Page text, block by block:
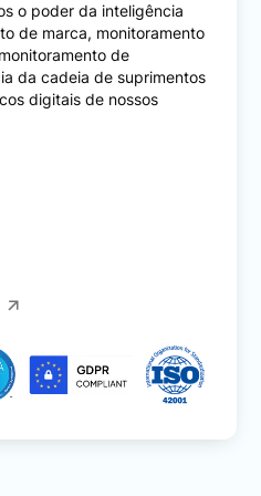
o poder da inteligência
de marca, monitoramento
de
da cadeia de suprimentos
digitais de nossos